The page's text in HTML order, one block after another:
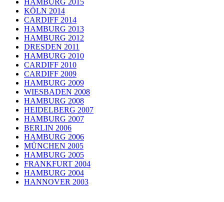
HAMBURG 2015
KÖLN 2014
CARDIFF 2014
HAMBURG 2013
HAMBURG 2012
DRESDEN 2011
HAMBURG 2010
CARDIFF 2010
CARDIFF 2009
HAMBURG 2009
WIESBADEN 2008
HAMBURG 2008
HEIDELBERG 2007
HAMBURG 2007
BERLIN 2006
HAMBURG 2006
MÜNCHEN 2005
HAMBURG 2005
FRANKFURT 2004
HAMBURG 2004
HANNOVER 2003